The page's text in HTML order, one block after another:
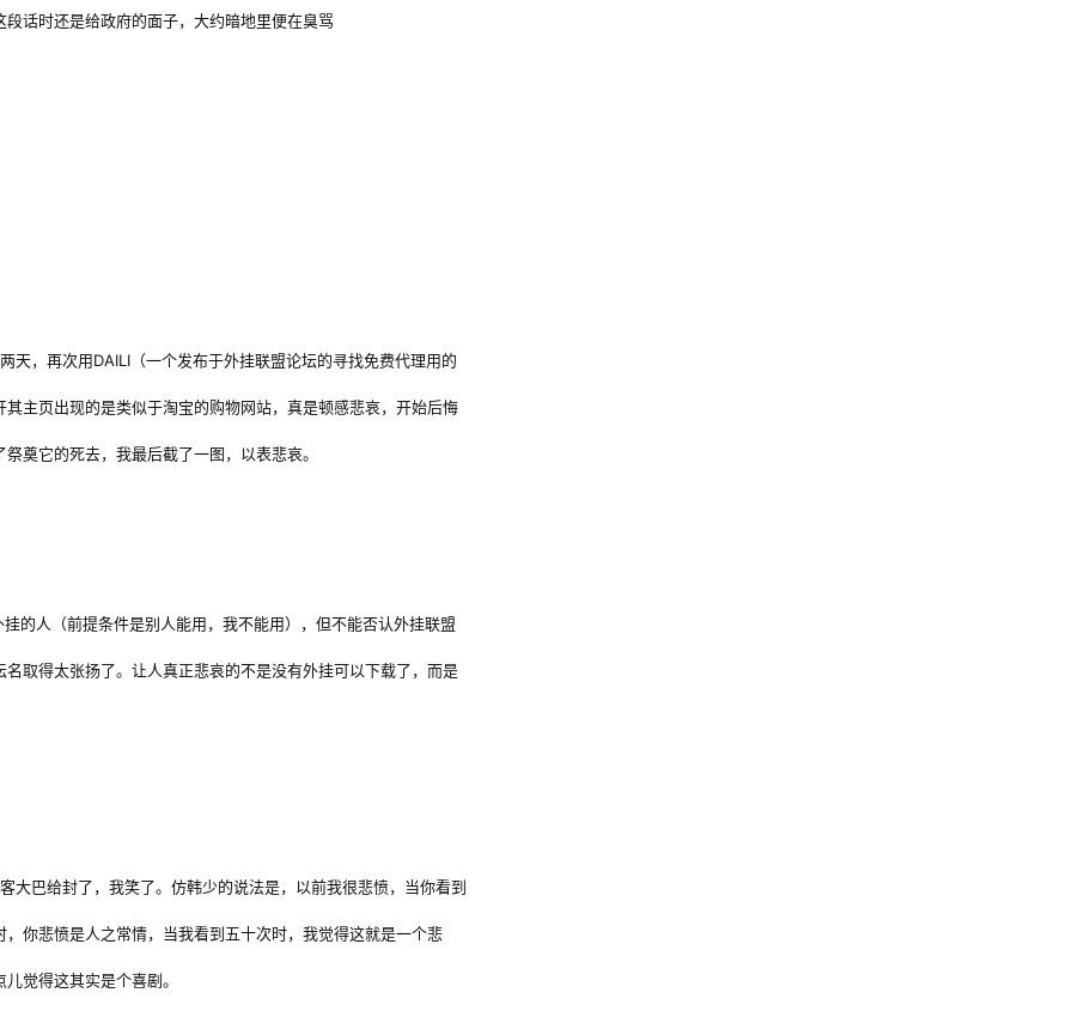
话时还是给政府的面子，大约暗地里便在臭骂
，再次用DAILI（一个发布于外挂联盟论坛的寻找免费代理用的
主页出现的是类似于淘宝的购物网站，真是顿感悲哀，开始后悔
奠它的死去，我最后截了一图，以表悲哀。
人（前提条件是别人能用，我不能用），但不能否认外挂联盟
取得太张扬了。让人真正悲哀的不是没有外挂可以下载了，而是
巴给封了，我笑了。仿韩少的说法是， 以前我很悲愤，当你看到
你悲愤是人之常情，当我看到五十次时，我觉得这就是一个悲
觉得这其实是个喜剧。